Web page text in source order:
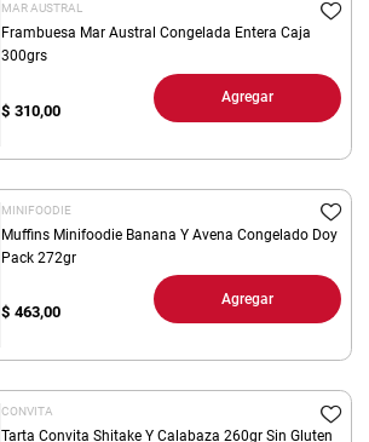
MAR AUSTRAL
Frambuesa Mar Austral Congelada Entera Caja
300grs
$ 310,00
Agregar
MINIFOODIE
Muffins Minifoodie Banana Y Avena Congelado Doy
Pack 272gr
$ 463,00
Agregar
CONVITA
Tarta Convita Shitake Y Calabaza 260gr Sin Gluten